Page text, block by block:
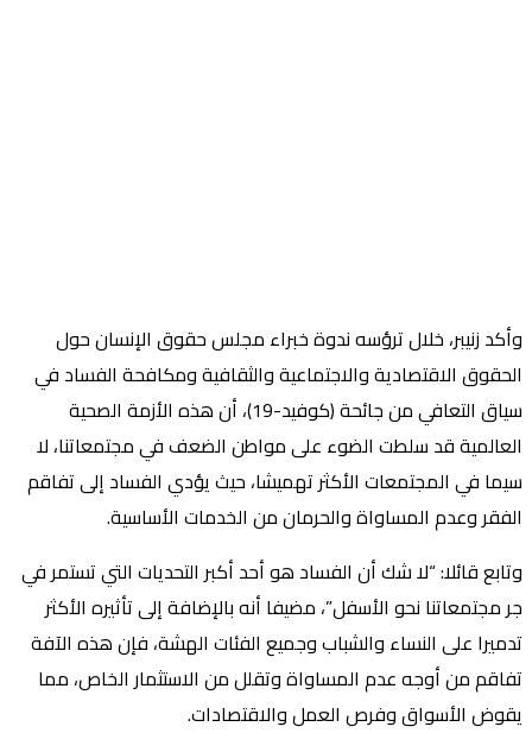
وأكد زنيبر، خلال ترؤسه ندوة خبراء مجلس حقوق الإنسان حول
الحقوق الاقتصادية والاجتماعية والثقافية ومكافحة الفساد في
سياق التعافي من جائحة (كوفيد-19)، أن هذه الأزمة الصحية
العالمية قد سلطت الضوء على مواطن الضعف في مجتمعاتنا، لا
سيما في المجتمعات الأكثر تهميشا، حيث يؤدي الفساد إلى تفاقم
الفقر وعدم المساواة والحرمان من الخدمات الأساسية.
وتابع قائلا: “لا شك أن الفساد هو أحد أكبر التحديات التي تستمر في
جر مجتمعاتنا نحو الأسفل”، مضيفا أنه بالإضافة إلى تأثيره الأكثر
تدميرا على النساء والشباب وجميع الفئات الهشة، فإن هذه الآفة
تفاقم من أوجه عدم المساواة وتقلل من الاستثمار الخاص، مما
يقوض الأسواق وفرص العمل والاقتصادات.